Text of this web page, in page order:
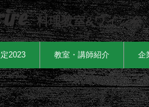
料理教室&ワイン会
2023 教室・講師紹介 企